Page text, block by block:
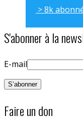
> 8k
S'abonner à la
E-mail
Faire un don